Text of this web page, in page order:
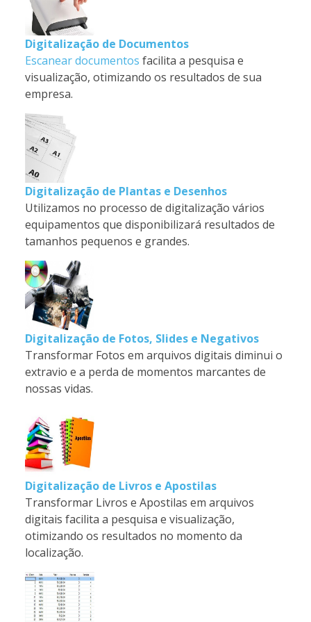
Digitalização de Documentos
Escanear documentos facilita a pesquisa e
visualização, otimizando os resultados de sua
empresa.
Digitalização de Plantas e Desenhos
Utilizamos no processo de digitalização vários
equipamentos que disponibilizará resultados de
tamanhos pequenos e grandes.
Digitalização de Fotos, Slides e Negativos
Transformar Fotos em arquivos digitais diminui o
extravio e a perda de momentos marcantes de
nossas vidas.
Digitalização de Livros e Apostilas
Transformar Livros e Apostilas em arquivos
digitais facilita a pesquisa e visualização,
otimizando os resultados no momento da
localização.